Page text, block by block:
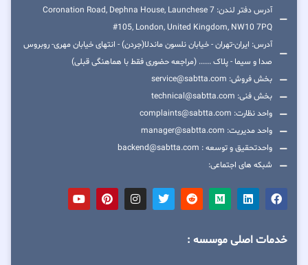
آدرس دفتر لندن: 7 Coronation Road, Dephna House, Launchese
#105, London, United Kingdom, NW10 7PQ
آدرس: ایران-تهران - خیابان نلسون ماندلا(جردن) - انتهای خیابان مهری- روبروس
صدا و سیما - پلاک ...... (مراجعه حضوری فقط با هماهنگی قبلی)
بخش فروش: service@sabtta.com
بخش فنی: technical@sabtta.com
واحد نظارت: complaints@sabtta.com
واحد مدیریت: manager@sabtta.com
واحدتحقیق و توسعه : backend@sabtta.com
شبکه های اجتماعی:
خدمات اصلی موسسه :